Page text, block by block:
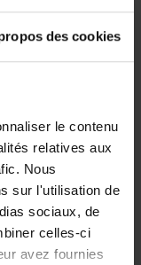
des cookies
le contenu
relatives aux
Nous
sur l'utilisation de
sociaux, de
celles-ci
avez fournies
Inde